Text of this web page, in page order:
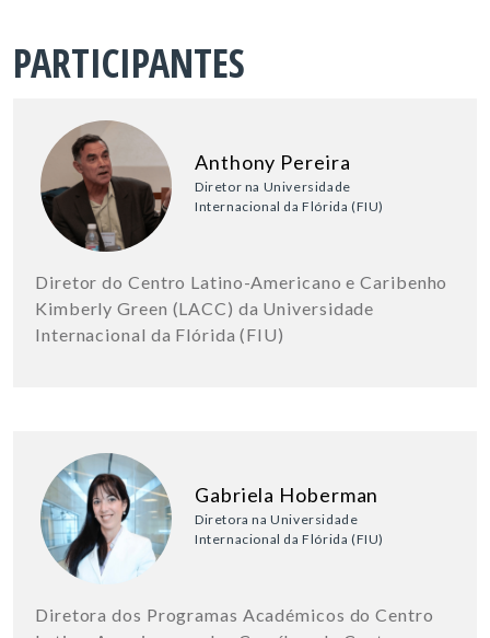
PARTICIPANTES
Anthony Pereira
Diretor na Universidade
Internacional da Flórida (FIU)
Diretor do Centro Latino-Americano e Caribenho
Kimberly Green (LACC) da Universidade
Internacional da Flórida (FIU)
Gabriela Hoberman
Diretora na Universidade
Internacional da Flórida (FIU)
Diretora dos Programas Académicos do Centro